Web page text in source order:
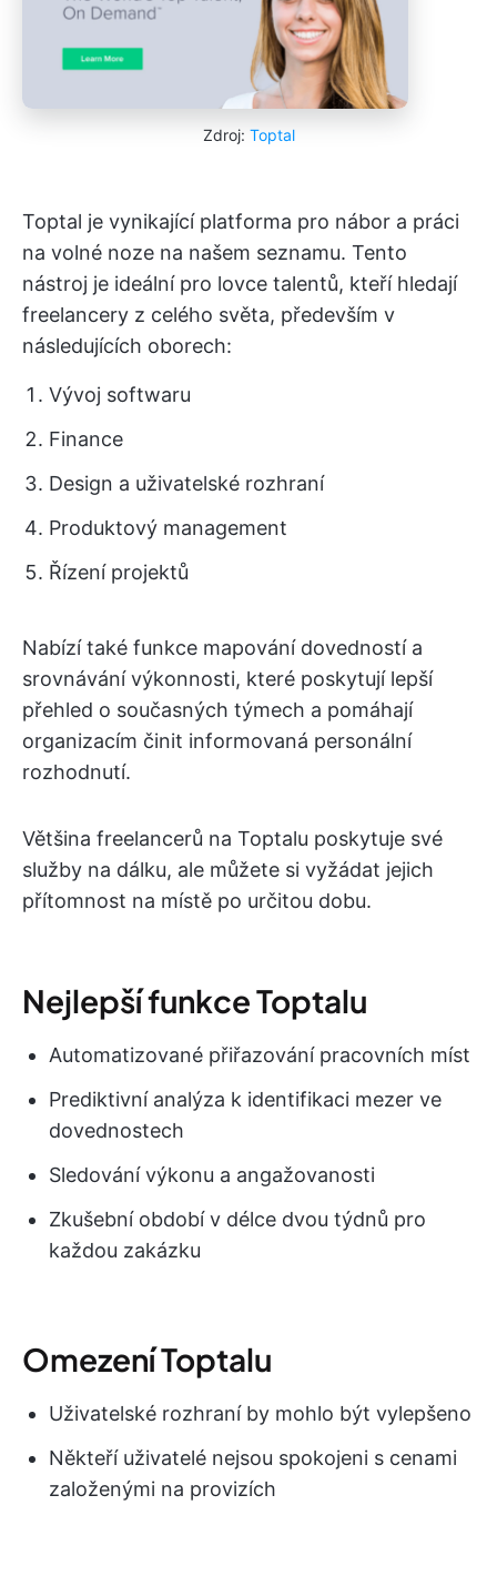
Zdroj: Toptal
Toptal je vynikající platforma pro nábor a práci
na volné noze na našem seznamu. Tento
nástroj je ideální pro lovce talentů, kteří hledají
freelancery z celého světa, především v
následujících oborech:
Vývoj softwaru
Finance
Design a uživatelské rozhraní
Produktový management
Řízení projektů
Nabízí také funkce mapování dovedností a
srovnávání výkonnosti, které poskytují lepší
přehled o současných týmech a pomáhají
organizacím činit informovaná personální
rozhodnutí.
Většina freelancerů na Toptalu poskytuje své
služby na dálku, ale můžete si vyžádat jejich
přítomnost na místě po určitou dobu.
Nejlepší funkce Toptalu
Automatizované přiřazování pracovních míst
Prediktivní analýza k identifikaci mezer ve
dovednostech
Sledování výkonu a angažovanosti
Zkušební období v délce dvou týdnů pro
každou zakázku
Omezení Toptalu
Uživatelské rozhraní by mohlo být vylepšeno
Někteří uživatelé nejsou spokojeni s cenami
založenými na provizích